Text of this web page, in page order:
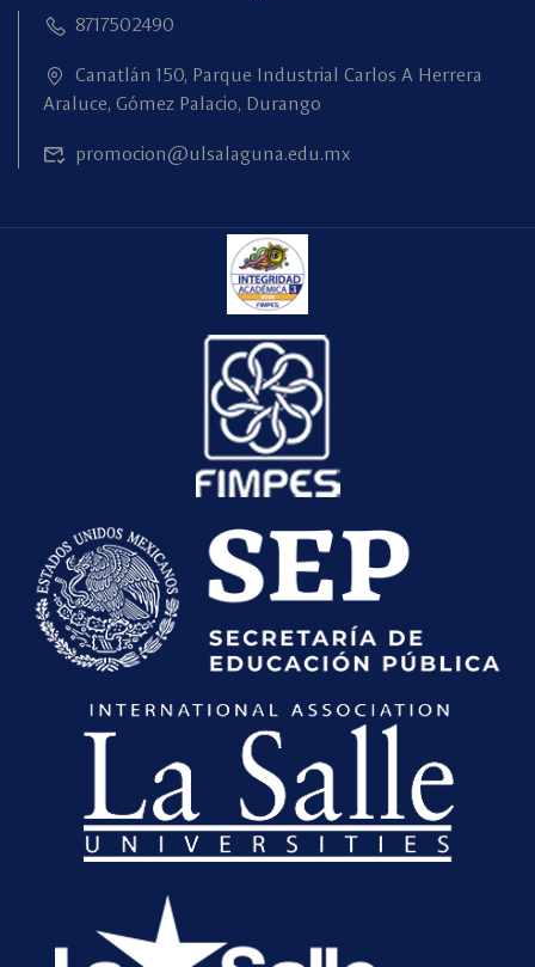
8717502490
Canatlán 150, Parque Industrial Carlos A Herrera
Araluce, Gómez Palacio, Durango
promocion@ulsalaguna.edu.mx